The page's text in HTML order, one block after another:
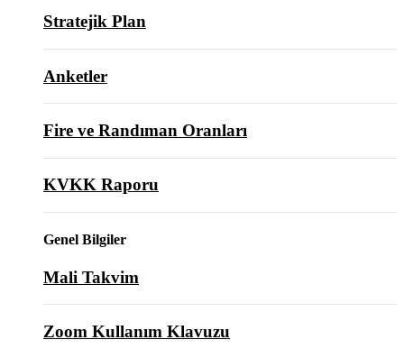
Stratejik Plan
Anketler
Fire ve Randıman Oranları
KVKK Raporu
Genel Bilgiler
Mali Takvim
Zoom Kullanım Klavuzu